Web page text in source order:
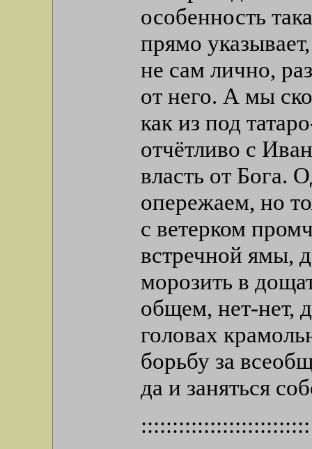
особенность
прямо
не сам лично,
от него. А мы
как из под
отчётливо с
власть от Бога.
опережаем, но
с ветерком
встречной ямы,
морозить в
общем, нет-нет,
головах
борьбу за
да и заняться
:::::::::::::::::::::::::::